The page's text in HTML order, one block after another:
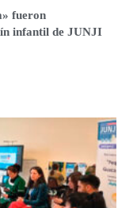
fueron
infantil de JUNJI